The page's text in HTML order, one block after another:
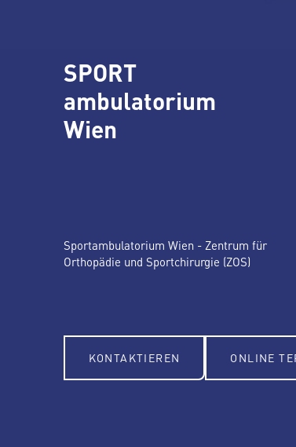
SPORT
ambulatorium
Wien
Sportambulatorium Wien - Zentrum für
Orthopädie und Sportchirurgie (ZOS)
KONTAKTIEREN ONLINE